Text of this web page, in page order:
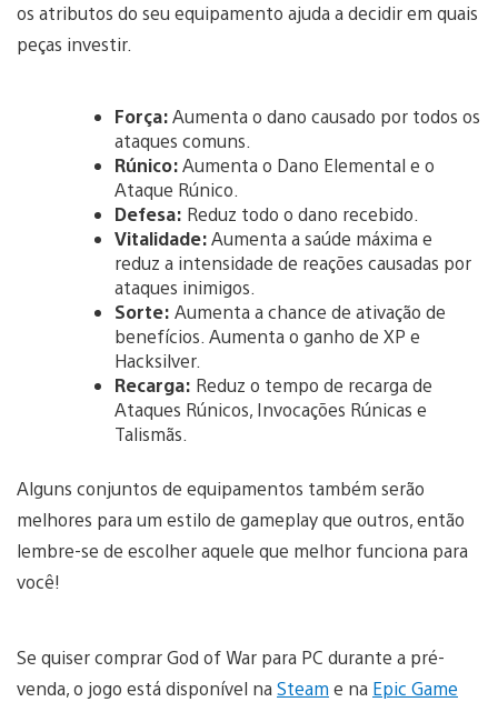
os atributos do seu equipamento ajuda a decidir em quais
peças investir.
Força:Aumenta o dano causado por todos os
ataques comuns.
Rúnico:Aumenta o Dano Elemental e o
Ataque Rúnico.
Defesa: Reduz todo o dano recebido.
Vitalidade:Aumenta a saúde máxima e
reduz a intensidade de reações causadas por
ataques inimigos.
Sorte: Aumenta a chance de ativação de
benefícios. Aumenta o ganho de XP e
Hacksilver.
Recarga: Reduz o tempo de recarga de
Ataques Rúnicos, Invocações Rúnicas e
Talismãs.
Alguns conjuntos de equipamentos também serão
melhores para um estilo de gameplay que outros, então
lembre-se de escolher aquele que melhor funciona para
você!
Se quiser comprar God of War para PC durante a pré-
venda, o jogo está disponível naSteam e na Epic Game